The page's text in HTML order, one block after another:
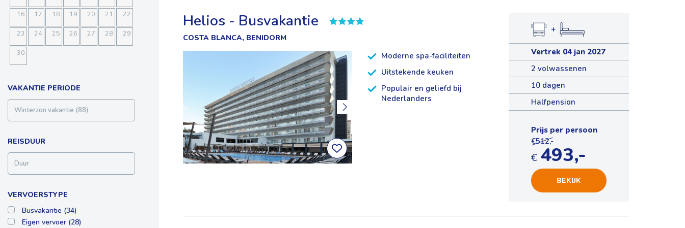
16 17 18 19 20 21 22
23 24 25 26 27 28 29
30
VAKANTIE PERIODE
REISDUUR
VERVOERSTYPE
Busvakantie (34)
Eigen vervoer (28)
Helios - Busvakantie
COSTA BLANCA, BENIDORM
Moderne spa-faciliteiten
Uitstekende keuken
Populair en geliefd bij
Nederlanders
+
Vertrek 04 jan 2027
2 volwassenen
10 dagen
Halfpension
Prijs per persoon
€512,-
€ 493,-
BEKIJK